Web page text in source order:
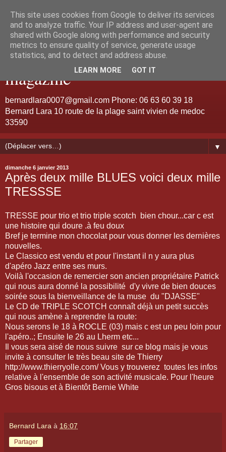
Bernard Lara "Guitariste de
talent et d'émotion" jazz
magazine
bernardlara0007@gmail.com Phone: 06 63 60 39 18
Bernard Lara 10 route de la plage saint vivien de medoc
33590
▼
dimanche 6 janvier 2013
Après deux mille BLUES voici deux mille
TRESSSE
TRESSE pour trio et trio triple scotch bien chour...car c est
une histoire qui doure .à feu doux
Bref je termine mon chocolat pour vous donner les dernières
nouvelles.
Le Classico est vendu et pour l'instant il n y aura plus
d'apéro Jazz entre ses murs.
Voilà l'occasion de remercier son ancien propriétaire Patrick
qui nous aura donné la possibilité d'y vivre de bien douces
soirée sous la bienveillance de la muse du "DJASSE"
Le CD de TRIPLE SCOTCH connaît déjà un petit succès
qui nous amène à reprendre la route:
Nous serons le 18 à ROCLE (03) mais c est un peu loin pour
l'apéro..; Ensuite le 26 au Lherm etc...
Il vous sera aisé de nous suivre sur ce blog mais je vous
invite à consulter le très beau site de Thierry
http://www.thierryolle.com/ Vous y trouverez toutes les infos
relative à l'ensemble de son activité musicale. Pour l'heure
Gros bisous et à Bientôt Bernie White
Bernard Lara à 16:07
Partager
This site uses cookies from Google to deliver its services
and to analyze traffic. Your IP address and user-agent are
shared with Google along with performance and security
metrics to ensure quality of service, generate usage
statistics, and to detect and address abuse.
LEARN MORE GOT IT